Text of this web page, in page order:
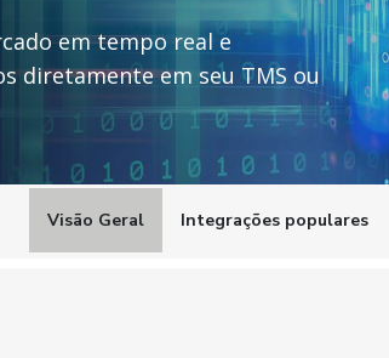
em tempo real e
diretamente em seu TMS ou
Visão Geral Integrações populares